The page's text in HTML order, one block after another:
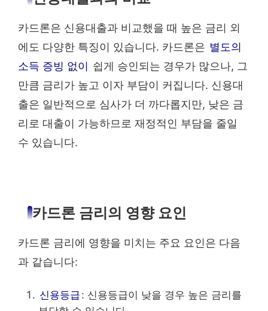
카드론은 신용대출과 비교했을 때 높은 금리 외
에도 다양한 특징이 있습니다. 카드론은 별도의
소득 증빙 없이 쉽게 승인되는 경우가 많으나, 그
만큼 금리가 높고 이자 부담이 커집니다. 신용대
출은 일반적으로 심사가 더 까다롭지만, 낮은 금
리로 대출이 가능하므로 재정적인 부담을 줄일
수 있습니다.
카드론 금리의 영향 요인
카드론 금리에 영향을 미치는 주요 요인은 다음
과 같습니다:
신용등급 : 신용등급이 낮을 경우 높은 금리를